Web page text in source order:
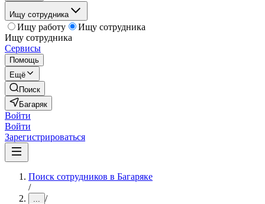
Ищу сотрудника
Ищу работу
Ищу сотрудника
Ищу сотрудника
Сервисы
Помощь
Ещё
Поиск
Багаряк
Войти
Войти
Зарегистрироваться
Поиск сотрудников в Багаряке
/
... /